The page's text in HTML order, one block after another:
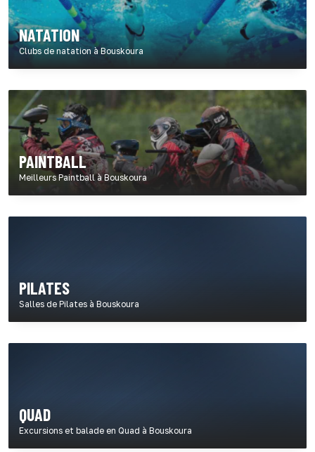
NATATION
Clubs de natation à Bouskoura
PAINTBALL
Meilleurs Paintball à Bouskoura
PILATES
Salles de Pilates à Bouskoura
QUAD
Excursions et balade en Quad à Bouskoura